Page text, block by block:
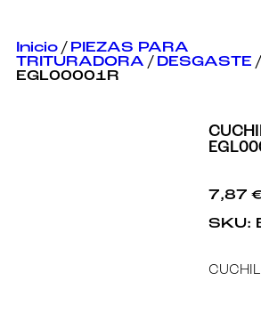
Inicio / PIEZAS PARA
TRITURADORA / DESGASTE /
EGL00001R
7,87 €
SKU: